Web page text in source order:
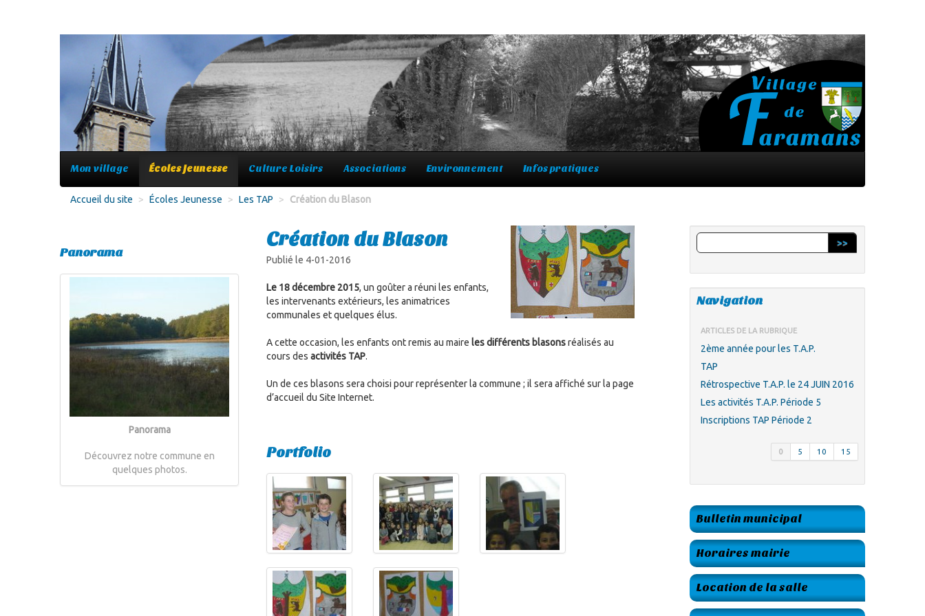
Mon village Écoles Jeunesse Culture Loisirs Associations Environnement Infos pratiques
Accueil du site > Écoles Jeunesse > Les TAP > Création du Blason
Création du Blason
Publié le 4-01-2016
Le 18 décembre 2015, un goûter a réuni les enfants,
les intervenants extérieurs, les animatrices
communales et quelques élus.
A cette occasion, les enfants ont remis au maire les différents blasonsréalisés au
cours des activités TAP.
Un de ces blasons sera choisi pour représenter la commune ; il sera affiché sur la page
d’accueil du Site Internet.
Portfolio
>>
Navigation
ARTICLES DE LA RUBRIQUE
2ème année pour les T.A.P.
TAP
Rétrospective T.A.P. le 24 JUIN 2016
Les activités T.A.P. Période 5
Inscriptions TAP Période 2
0 5 10 15
Bulletin municipal
Horaires mairie
Location de la salle
Panorama
Panorama
Découvrez notre commune en
quelques photos.